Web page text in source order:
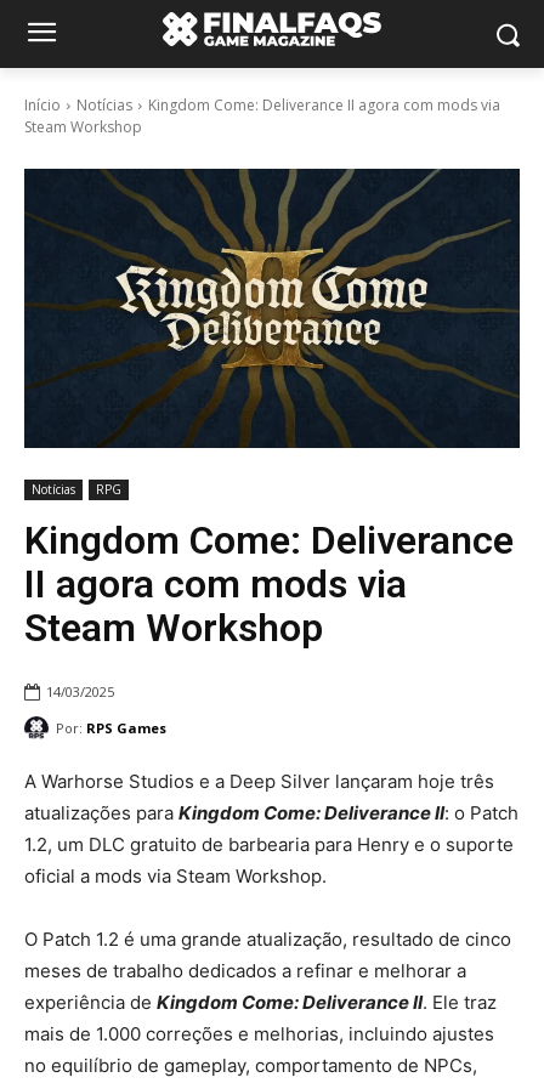
Início Notícias
Kingdom Come: Deliverance II agora com mods via
Steam Workshop
Notícias RPG
Kingdom Come: Deliverance
II agora com mods via
Steam Workshop
14/03/2025
Por: RPS Games
A Warhorse Studios e a Deep Silver lançaram hoje três
atualizações para Kingdom Come: Deliverance II: o Patch
1.2, um DLC gratuito de barbearia para Henry e o suporte
oficial a mods via Steam Workshop.
O Patch 1.2 é uma grande atualização, resultado de cinco
meses de trabalho dedicados a refinar e melhorar a
experiência de Kingdom Come: Deliverance II. Ele traz
mais de 1.000 correções e melhorias, incluindo ajustes
no equilíbrio de gameplay, comportamento de NPCs,